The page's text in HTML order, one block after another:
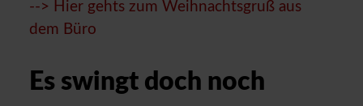
--> Hier gehts zum Weihnachtsgruß aus
dem Büro
Es swingt doch noch